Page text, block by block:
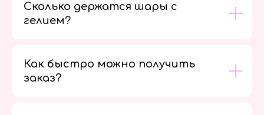
Сколько держатся шары с
гелием?
Как быстро можно получить
заказ?